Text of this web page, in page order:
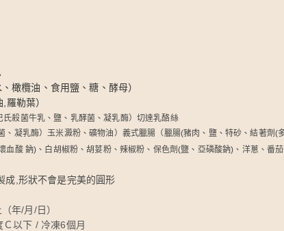
橄欖油、食用鹽、糖、酵母）
勒葉）
殺菌牛乳、鹽、乳酵菌、凝乳酶）切達乳酪絲
、凝乳酶）玉米澱粉、礦物油）義式臘腸（臘腸(豬肉、鹽、特砂、結著劑(
血酸 鈉)、白胡椒粉、胡荽粉、辣椒粉、保色劑(鹽、亞磷酸鈉)、洋蔥、番
,形狀不會是完美的圓形
年/月/日）
以下 / 冷凍6個月